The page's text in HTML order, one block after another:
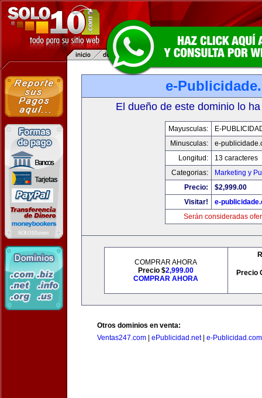
e-
El dueño de este dominio lo
Mayusculas:
E-
Minusculas:
e-
Longitud:
13 caracteres
Categorias:
Marketing y
Precio:
$2,999.00
Visitar!
e-
Serán consideradas
COMPRAR AHORA
Precio $2,999.00
COMPRAR AHORA
Precio
Otros dominios en venta:
Ventas247.com
ePublicidad.net| e-Publicidad.com